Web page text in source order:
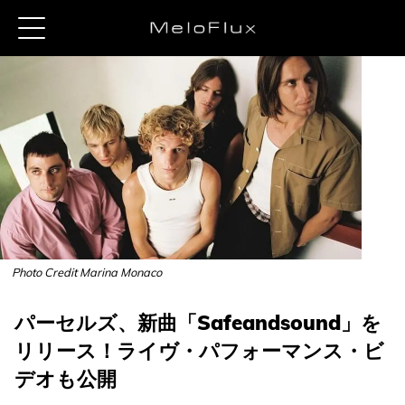
Photo Credit Marina Monaco
パーセルズ、新曲「Safeandsound」を
リリース！ライヴ・パフォーマンス・ビ
デオも公開